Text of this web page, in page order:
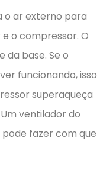
o ar externo para
o compressor. O
da base. Se o
funcionando, isso
superaqueça
ventilador do
fazer com que